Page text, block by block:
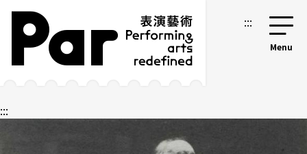
跳到主要內容區塊
網站導覽 :::
:::